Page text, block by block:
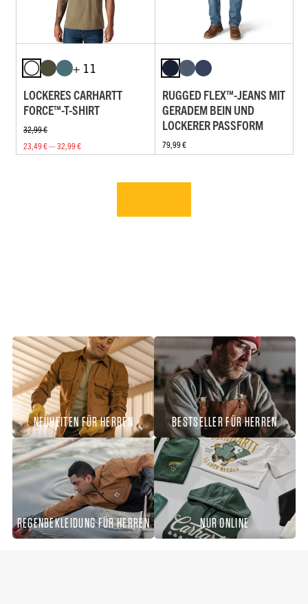
+ 11
LOCKERES CARHARTT
FORCE™-T-SHIRT
32,99 €
23,49 € — 32,99 €
RUGGED FLEX™-JEANS MIT
GERADEM BEIN UND
LOCKERER PASSFORM
79,99 €
NEUHEITEN FÜR HERREN BESTSELLER FÜR HERREN
REGENBEKLEIDUNG FÜR HERREN NUR ONLINE